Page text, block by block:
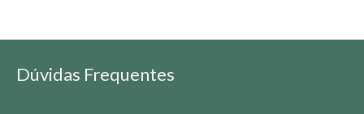
Dúvidas Frequentes